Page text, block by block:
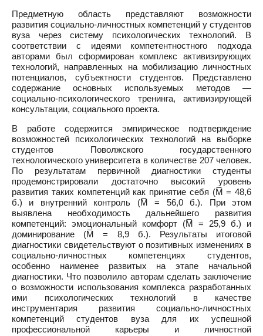
Предметную область представляют возможности
развития социально-личностных компетенций у студентов
вуза через систему психологических технологий. В
соответствии с идеями компетентностного подхода
авторами был сформирован комплекс активизирующих
технологий, направленных на мобилизацию личностных
потенциалов, субъектности студентов. Представлено
содержание основных используемых методов —
социально-психологического тренинга, активизирующей
консультации, социального проекта.
В работе содержится эмпирическое подтверждение
возможностей психологических технологий на выборке
студентов Поволжского государственного
технологического университета в количестве 207 человек.
По результатам первичной диагностики студенты
продемонстрировали достаточно высокий уровень
развития таких компетенций как принятие себя (M̅ = 48,6
б.) и внутренний контроль (M̅ = 56,0 б.). При этом
выявлена необходимость дальнейшего развития
компетенций: эмоциональный комфорт (M̅ = 25,9 б.) и
доминирование (M̅ = 8,9 б.). Результаты итоговой
диагностики свидетельствуют о позитивных изменениях в
социально-личностных компетенциях студентов,
особенно наименее развитых на этапе начальной
диагностики. Что позволило авторам сделать заключение
о возможности использования комплекса разработанных
ими психологических технологий в качестве
инструментария развития социально-личностных
компетенций студентов вуза для их успешной
профессиональной карьеры и личностной